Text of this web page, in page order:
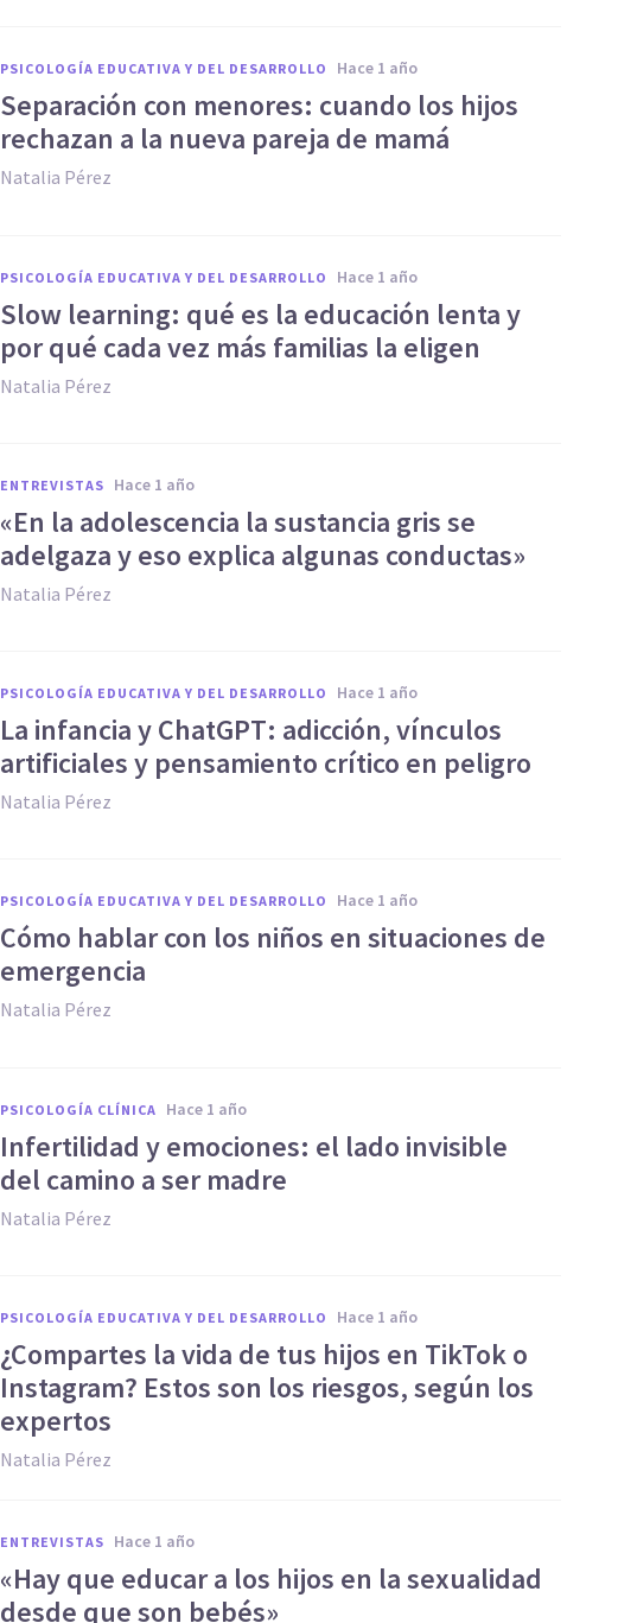
PSICOLOGÍA EDUCATIVA Y DEL DESARROLLO hace 1 año
Separación con menores: cuando los hijos
rechazan a la nueva pareja de mamá
Natalia Pérez
PSICOLOGÍA EDUCATIVA Y DEL DESARROLLO hace 1 año
Slow learning: qué es la educación lenta y
por qué cada vez más familias la eligen
Natalia Pérez
ENTREVISTAS hace 1 año
«En la adolescencia la sustancia gris se
adelgaza y eso explica algunas conductas»
Natalia Pérez
PSICOLOGÍA EDUCATIVA Y DEL DESARROLLO hace 1 año
La infancia y ChatGPT: adicción, vínculos
artificiales y pensamiento crítico en peligro
Natalia Pérez
PSICOLOGÍA EDUCATIVA Y DEL DESARROLLO hace 1 año
Cómo hablar con los niños en situaciones de
emergencia
Natalia Pérez
PSICOLOGÍA CLÍNICA hace 1 año
Infertilidad y emociones: el lado invisible
del camino a ser madre
Natalia Pérez
PSICOLOGÍA EDUCATIVA Y DEL DESARROLLO hace 1 año
¿Compartes la vida de tus hijos en TikTok o
Instagram? Estos son los riesgos, según los
expertos
Natalia Pérez
ENTREVISTAS hace 1 año
«Hay que educar a los hijos en la sexualidad
desde que son bebés»